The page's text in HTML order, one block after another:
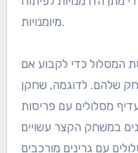
ועיצובו
כמו מיקום המכשולים,
אתגרים אסטרטגיים
מסלול מעוצב היטב יכול
מתן הזדמנויות לפיתוח
מיומנויות.